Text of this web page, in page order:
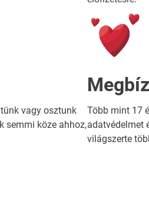
vagy osztunk
semmi köze ahhoz,
Több mint 17
adatvédelmet
világszerte